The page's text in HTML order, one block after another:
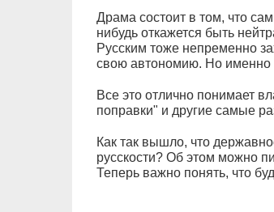
Драма состоит в том, что
нибудь откажется быть
Русским тоже непременно
свою автономию. Но именно
Все это отлично понимает
поправки" и другие самые
Как так вышло, что
русскости? Об этом можно
Теперь важно понять, что